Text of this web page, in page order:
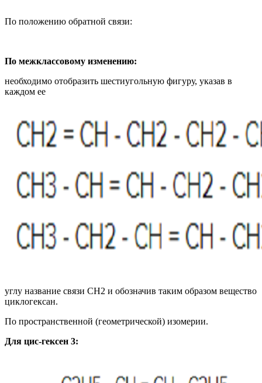
По положению обратной связи:
По межклассовому изменению:
необходимо отобразить шестиугольную фигуру, указав в
каждом ее
углу название связи СН2 и обозначив таким образом вещество
циклогексан.
По пространственной (геометрической) изомерии.
Для цис-гексен 3: